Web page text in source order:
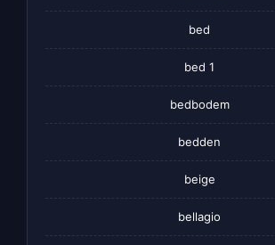
bed
bed 1
bedbodem
bedden
beige
bellagio